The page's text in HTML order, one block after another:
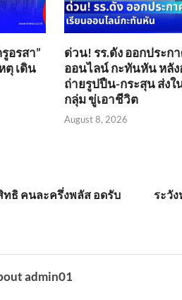
อรสา”
ตุ เดิน
ด่วน! รร.ดัง ออกประก
ออนไลน์ กะทันหัน หลั
ถ่ายรูปปืน-กระสุน ส่งใ
กลุ่ม ขู่เอาชีวิต
August 8, 2026
ทธิ คนละครึ่งพลัส อดรับ
ระวั
admin01